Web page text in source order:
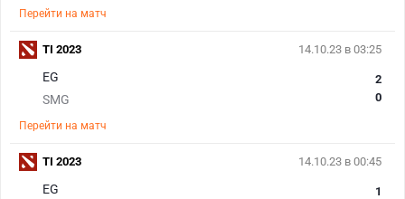
Перейти на матч
14.10.23 в 03:25
EG
SMG
2
0
Перейти на матч
TI 2023
14.10.23 в 00:45
EG
1
TI 2023